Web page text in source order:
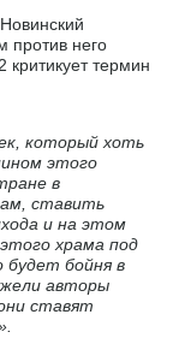
против него
критикует термин
который хоть
этого
в
ставить
и на этом
храма под
бойня в
авторы
ставят